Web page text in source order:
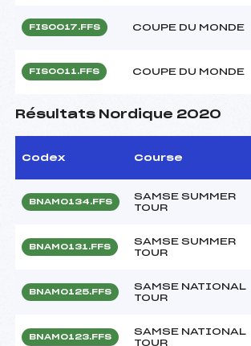
FIS0017.FFS COUPE DU MONDE
FIS0011.FFS COUPE DU MONDE
Résultats Nordique 2020
Codex Course
BNAM0134.FFS
SAMSE SUMMER
TOUR
BNAM0131.FFS
SAMSE SUMMER
TOUR
BNAM0125.FFS
SAMSE NATIONAL
TOUR
BNAM0123.FFS
SAMSE NATIONAL
TOUR